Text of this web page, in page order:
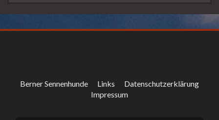
Berner Sennenhunde Links
Datenschutzerklärung
Impressum